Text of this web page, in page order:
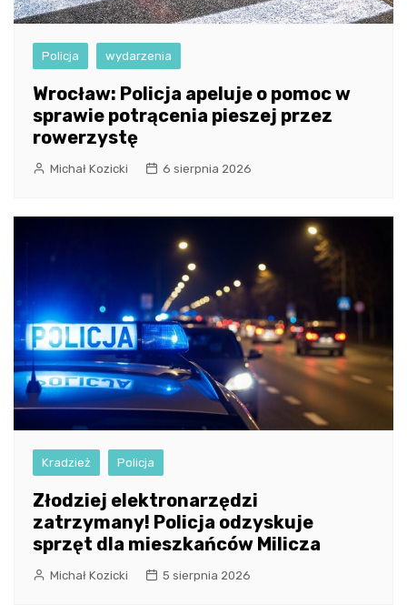
Policja wydarzenia
Wrocław: Policja apeluje o pomoc w
sprawie potrącenia pieszej przez
rowerzystę
Michał Kozicki 6 sierpnia 2026
Kradzież Policja
Złodziej elektronarzędzi
zatrzymany! Policja odzyskuje
sprzęt dla mieszkańców Milicza
Michał Kozicki 5 sierpnia 2026